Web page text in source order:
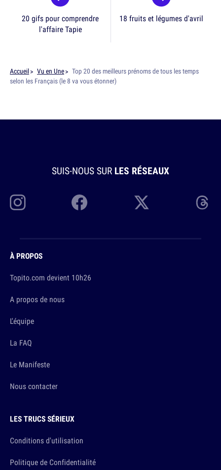
20 gifs pour comprendre
l'affaire Tapie
18 fruits et légumes d'avril
Accueil Vu en Une
Top 20 des meilleurs prénoms de tous les temps
selon les Français (le 8 va vous étonner)
SUIS-NOUS SUR LES RÉSEAUX
À PROPOS
Topito.com devient 10h26
A propos de nous
L'équipe
La FAQ
Le Manifeste
Nous contacter
LES TRUCS SÉRIEUX
Conditions d'utilisation
Politique de Confidentialité